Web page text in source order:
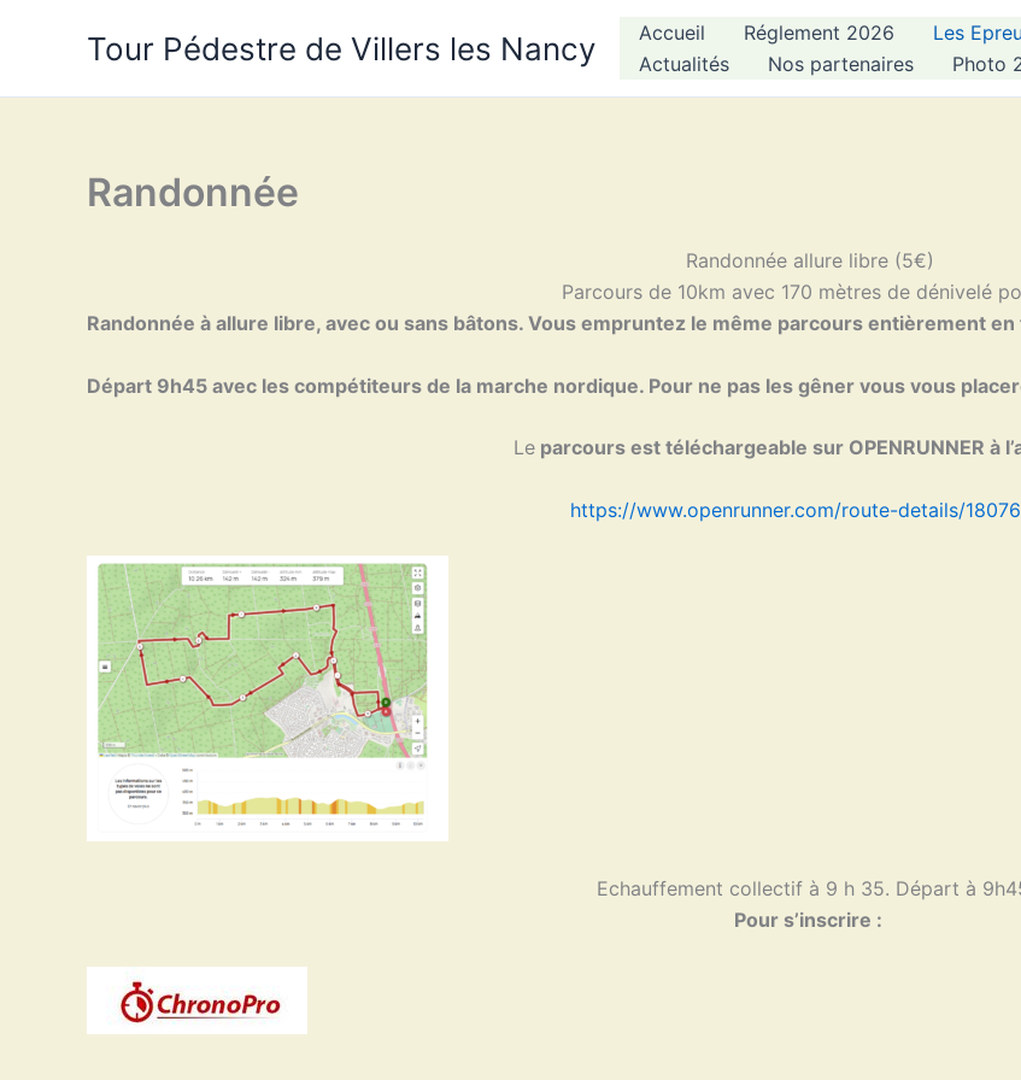
Tour Pédestre de Villers les Nancy Accueil Réglement 2026 Les
Actualités
Nos partenaires Photo
Randonnée
Randonnée allure libre (5€)
Parcours de 10km avec 170 mètres de dénivelé
Randonnée à allure libre, avec ou sans bâtons. Vous empruntez le même parcours entièrement
Départ 9h45 avec les compétiteurs de la marche nordique. Pour ne pas les gêner vous vous
Le parcours est téléchargeable sur OPENRUNNER à
https://www.openrunner.com/route-details/
Echauffement collectif à 9 h 35. Départ à
Pour s’inscrire :